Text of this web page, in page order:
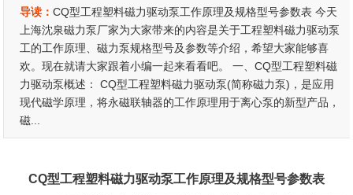
导读：CQ型工程塑料磁力驱动泵工作原理及规格型号参数表 今天
上海沈泉磁力泵厂家为大家带来的内容是关于工程塑料磁力驱动泵
工的工作原理、磁力泵规格型号及参数等介绍，希望大家能够喜
欢。现在就请大家跟着小编一起来看看吧。 一、CQ型工程塑料磁
力驱动泵概述： CQ型工程塑料磁力驱动泵(简称磁力泵)，是应用
现代磁学原理，将永磁联轴器的工作原理用于离心泵的新型产品，
磁...
CQ型工程塑料磁力驱动泵工作原理及规格型号参数表